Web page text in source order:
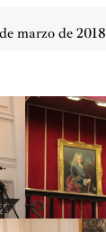
marzo de 2018